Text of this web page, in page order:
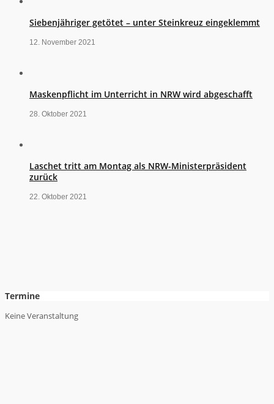
Siebenjähriger getötet – unter Steinkreuz eingeklemmt
12. November 2021
Maskenpflicht im Unterricht in NRW wird abgeschafft
28. Oktober 2021
Laschet tritt am Montag als NRW-Ministerpräsident
zurück
22. Oktober 2021
Termine
Keine Veranstaltung